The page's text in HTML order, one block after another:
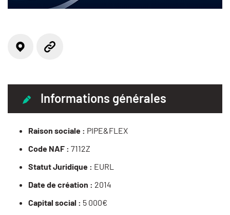
Localisation
Informations générales
Raison sociale : PIPE&FLEX
Code NAF : 7112Z
Statut Juridique : EURL
Date de création : 2014
Capital social : 5 000€